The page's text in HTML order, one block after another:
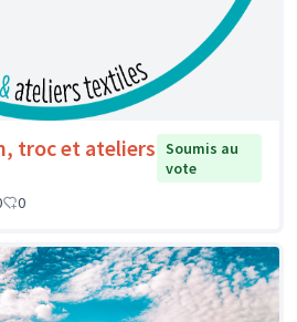
troc et ateliers Soumis au
vote
0